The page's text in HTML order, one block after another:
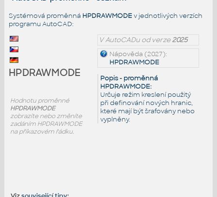
Systémová proměnná HPDRAWMODEv jednotlivých verzích
programu AutoCAD:
V AutoCADu od verze2025
Nápověda (2027):
HPDRAWMODE
Popis - proměnná
HPDRAWMODE:
Určuje režim kreslení použitý
při definování nových hranic,
které mají být šrafovány nebo
vyplněny.
HPDRAWMODE
Hodnotu proměnné
HPDRAWMODE
zobrazíte nebo změníte
zadáním HPDRAWMODE
na příkazovém řádku.